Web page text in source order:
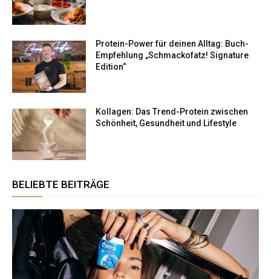
Protein-Power für deinen Alltag: Buch-
Empfehlung „Schmackofatz! Signature
Edition“
Kollagen: Das Trend-Protein zwischen
Schönheit, Gesundheit und Lifestyle
BELIEBTE BEITRÄGE